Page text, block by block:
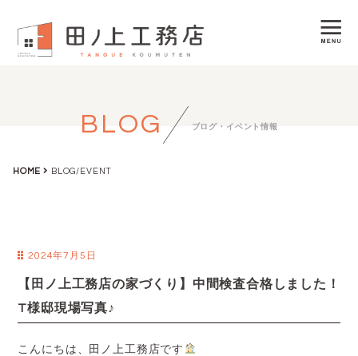
BLOG ブログ・イベント情報
HOME BLOG/EVENT
2024年7月5日
【田ノ上工務店の家づくり】中間検査合格しました！
T様邸現場写真♪
こんにちは、田ノ上工務店です